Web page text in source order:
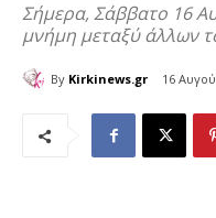
Σήμερα, Σάββατο 16
μνήμη μεταξύ άλλων
By Kirkinews.gr 16